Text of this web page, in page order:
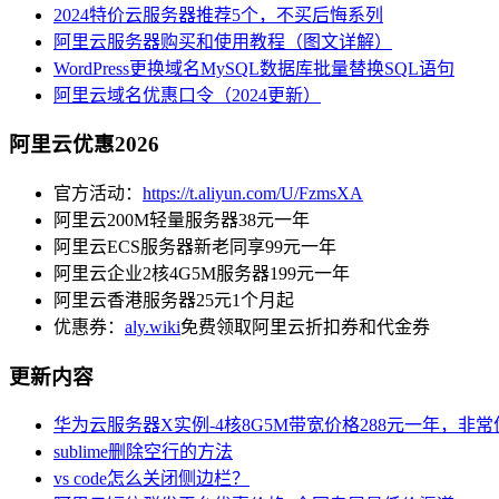
2024特价云服务器推荐5个，不买后悔系列
阿里云服务器购买和使用教程（图文详解）
WordPress更换域名MySQL数据库批量替换SQL语句
阿里云域名优惠口令（2024更新）
阿里云优惠2026
官方活动： https://t.aliyun.com/U/FzmsXA
阿里云200M轻量服务器38元一年
阿里云ECS服务器新老同享99元一年
阿里云企业2核4G5M服务器199元一年
阿里云香港服务器25元1个月起
优惠券： aly.wiki免费领取阿里云折扣券和代金券
更新内容
华为云服务器X实例-4核8G5M带宽价格288元一年，非常
sublime删除空行的方法
vs code怎么关闭侧边栏？